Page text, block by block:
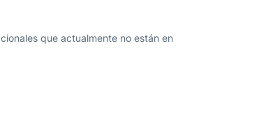
que actualmente no están en